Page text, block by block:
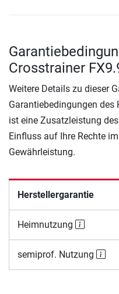
Crosstrainer
Weitere Details zu dieser
Garantiebedingungen des
ist eine Zusatzleistung
Einfluss auf Ihre Rechte
Gewährleistung.
Herstellergarantie
Heimnutzung
semiprof. Nutzung